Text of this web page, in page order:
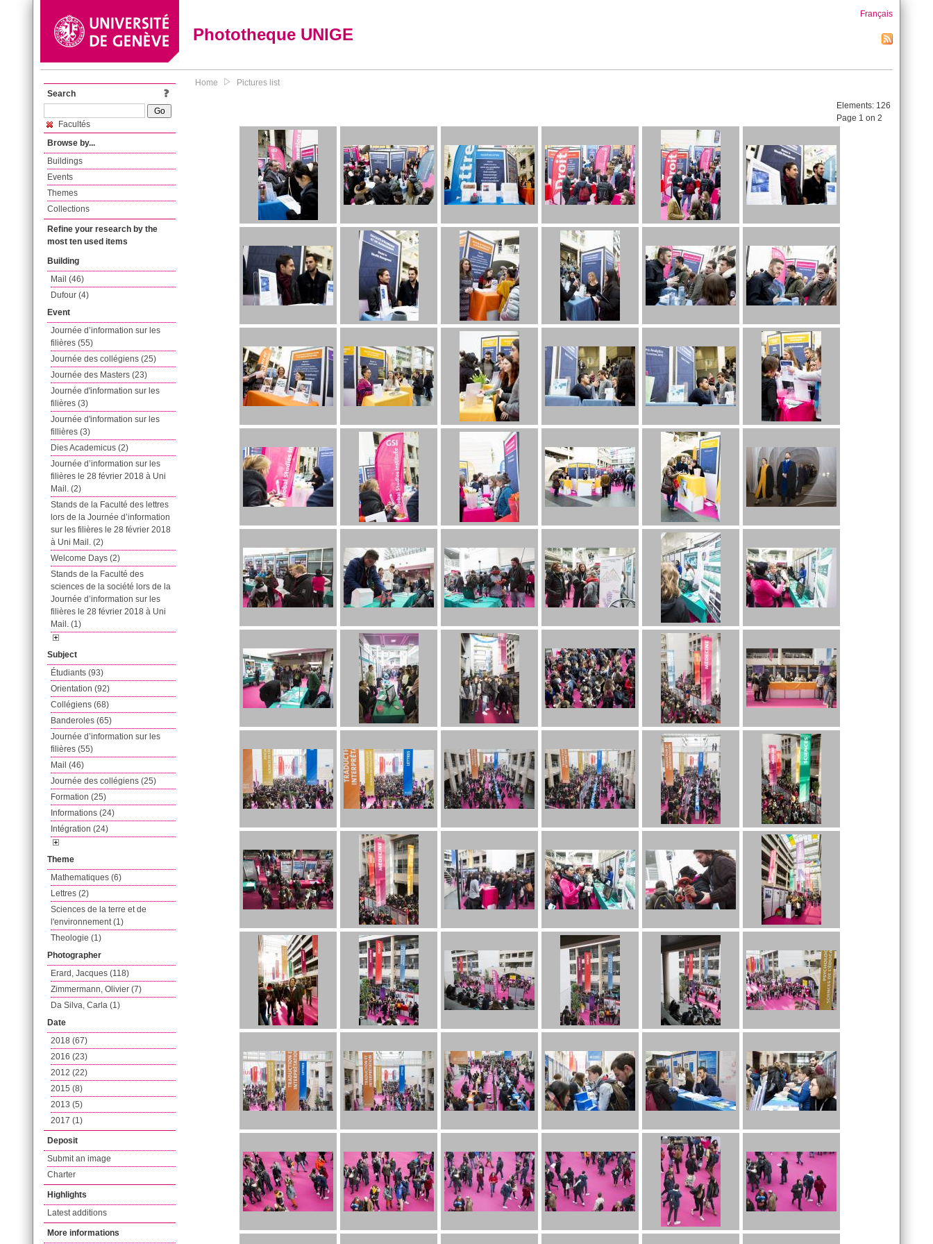
Phototheque UNIGE
Français
Search
Facultés
Browse by...
Buildings
Events
Themes
Collections
Refine your research by the
most ten used items
Building
Mail (46)
Dufour (4)
Event
Journée d’information sur les
filières (55)
Journée des collégiens (25)
Journée des Masters (23)
Journée d'information sur les
filières (3)
Journée d'information sur les
fillières (3)
Dies Academicus (2)
Journée d’information sur les
filières le 28 février 2018 à Uni
Mail. (2)
Stands de la Faculté des lettres
lors de la Journée d’information
sur les filières le 28 février 2018
à Uni Mail. (2)
Welcome Days (2)
Stands de la Faculté des
sciences de la société lors de la
Journée d’information sur les
filières le 28 février 2018 à Uni
Mail. (1)
Subject
Étudiants (93)
Orientation (92)
Collégiens (68)
Banderoles (65)
Journée d’information sur les
filières (55)
Mail (46)
Journée des collégiens (25)
Formation (25)
Informations (24)
Intégration (24)
Theme
Mathematiques (6)
Lettres (2)
Sciences de la terre et de
l'environnement (1)
Theologie (1)
Photographer
Erard, Jacques (118)
Zimmermann, Olivier (7)
Da Silva, Carla (1)
Date
2018 (67)
2016 (23)
2012 (22)
2015 (8)
2013 (5)
2017 (1)
Deposit
Submit an image
Charter
Highlights
Latest additions
More informations
Home Pictures list
Elements: 126
Page 1 on 2